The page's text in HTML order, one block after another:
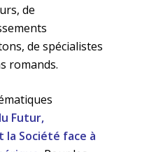
de
de spécialistes
romands.
Futur,
la Société face à